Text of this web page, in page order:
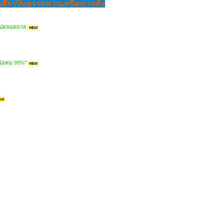
ๆ เป็นธรรมทานเหนือทานทั้ง
ตลอดกาล
อคน 99%"